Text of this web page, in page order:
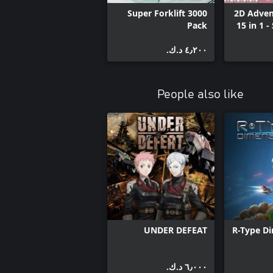
2D Adventures Pack -
15 in 1 -
Super Forklift 3000
Pack
٤٫٢٠٠ د.ك.‏
People also like
R-Type
UNDER DEFEAT
٦٫٠٠٠ د.ك.‏